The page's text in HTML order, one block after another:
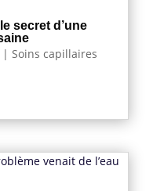
secret d’une
| Soins capillaires